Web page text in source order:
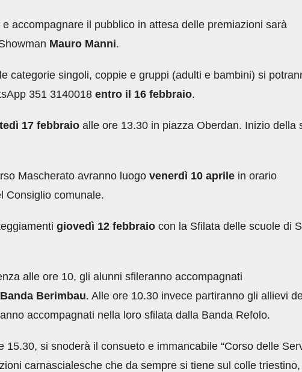
accompagnare il pubblico in attesa delle premiazioni sarà
Mauro Manni.
categorie singoli, coppie e gruppi (adulti e bambini) si
351 3140018 entro il 16 febbraio.
17 febbraio alle ore 13.30 in piazza Oberdan. Inizio della
Mascherato avranno luogo venerdì 10 aprile in orario
Consiglio comunale.
giovedì 12 febbraio con la Sfilata delle scuole di
alle ore 10, gli alunni sfileranno accompagnati
Banda Berimbau. Alle ore 10.30 invece partiranno gli allievi
accompagnati nella loro sfilata dalla Banda Refolo.
15.30, si snoderà il consueto e immancabile “Corso delle
carnascialesche che da sempre si tiene sul colle triestino,